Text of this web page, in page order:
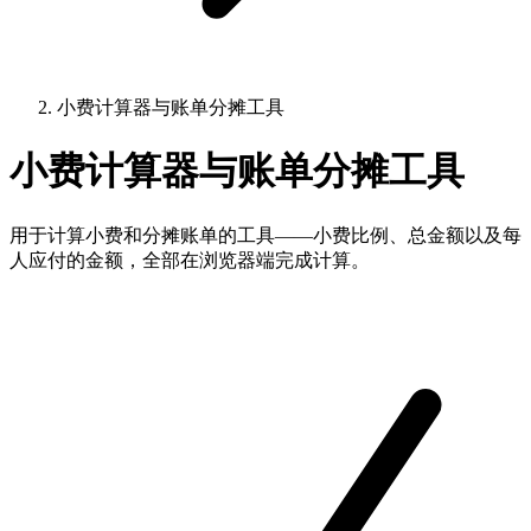
小费计算器与账单分摊工具
小费计算器与账单分摊工具
用于计算小费和分摊账单的工具——小费比例、总金额以及每
人应付的金额，全部在浏览器端完成计算。